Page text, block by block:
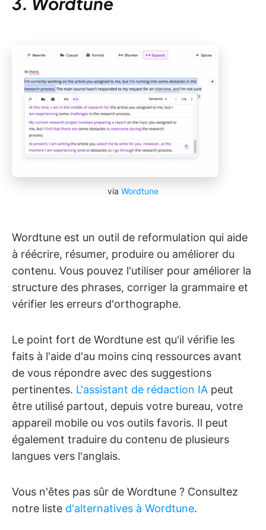
via Wordtune
Wordtune est un outil de reformulation qui aide
à réécrire, résumer, produire ou améliorer du
contenu. Vous pouvez l'utiliser pour améliorer la
structure des phrases, corriger la grammaire et
vérifier les erreurs d'orthographe.
Le point fort de Wordtune est qu'il vérifie les
faits à l'aide d'au moins cinq ressources avant
de vous répondre avec des suggestions
pertinentes. L'assistant de rédaction IA peut
être utilisé partout, depuis votre bureau, votre
appareil mobile ou vos outils favoris. Il peut
également traduire du contenu de plusieurs
langues vers l'anglais.
Vous n'êtes pas sûr de Wordtune ? Consultez
notre liste d'alternatives à Wordtune.